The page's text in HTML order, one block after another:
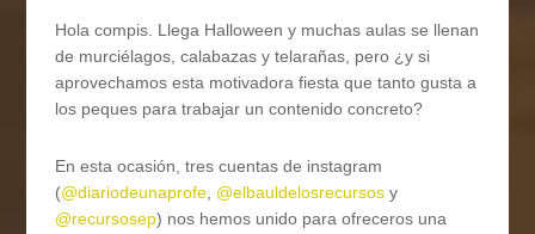
Hola compis. Llega Halloween y muchas aulas se llenan
de murciélagos, calabazas y telarañas, pero ¿y si
aprovechamos esta motivadora fiesta que tanto gusta a
los peques para trabajar un contenido concreto?
En esta ocasión, tres cuentas de instagram
(@diariodeunaprofe, @elbauldelosrecursos y
@recursosep) nos hemos unido para ofreceros una